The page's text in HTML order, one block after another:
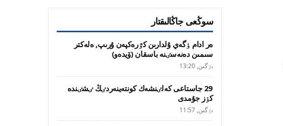
سوڭعى جاڭالىقتار
ەر ادام ٶگەي ۇلدارىن كٷرەكپەن ۇرىپ, ەلەكتر
سىمىن دەنەسٸنە باسقان (ۆيدەو)
بٷگىن, 13:20
29 جاستاعى كەلٸنشەك كونتەينەردٸڭ ٸشٸندە
كٶز جۇمدى
بٷگىن, 11:57